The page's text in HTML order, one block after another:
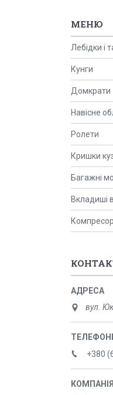
Лебідки і
Кунги
Домкрати
Навісне
Ролети
Кришки
Багажні
Вкладиші
вул.
+380